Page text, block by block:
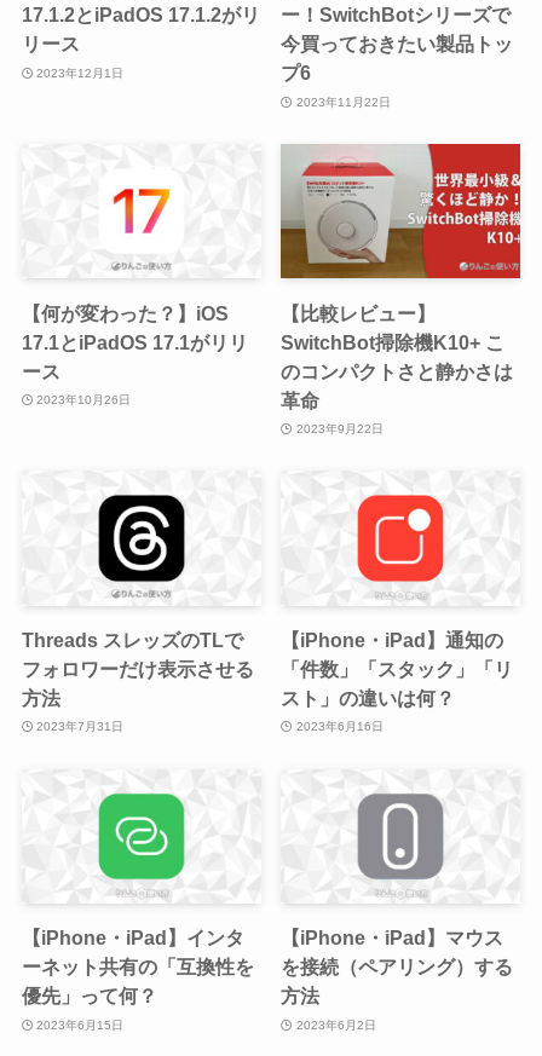
17.1.2とiPadOS 17.1.2がリ
リース
2023年12月1日
ー！SwitchBotシリーズで
今買っておきたい製品トッ
プ6
2023年11月22日
【何が変わった？】iOS
17.1とiPadOS 17.1がリリ
ース
2023年10月26日
【比較レビュー】
SwitchBot掃除機K10+ こ
のコンパクトさと静かさは
革命
2023年9月22日
Threads スレッズのTLで
フォロワーだけ表示させる
方法
2023年7月31日
【iPhone・iPad】通知の
「件数」「スタック」「リ
スト」の違いは何？
2023年6月16日
【iPhone・iPad】インタ
ーネット共有の「互換性を
優先」って何？
2023年6月15日
【iPhone・iPad】マウス
を接続（ペアリング）する
方法
2023年6月2日